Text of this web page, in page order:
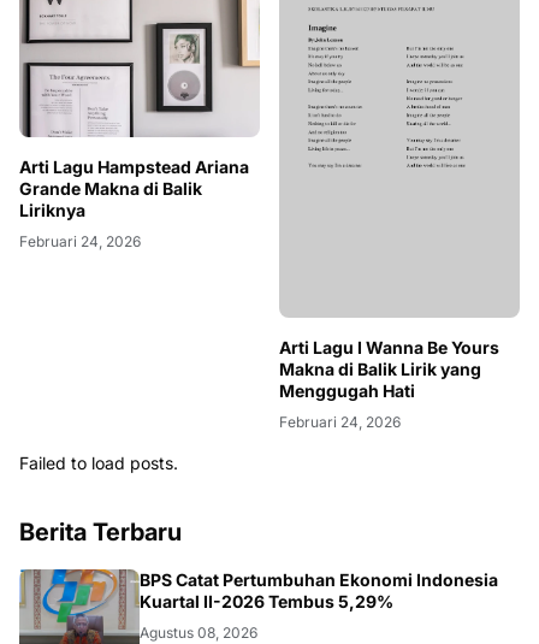
Arti Lagu Hampstead Ariana
Grande Makna di Balik
Liriknya
Februari 24, 2026
Arti Lagu I Wanna Be Yours
Makna di Balik Lirik yang
Menggugah Hati
Februari 24, 2026
Failed to load posts.
Berita Terbaru
EKONOMI
BPS Catat Pertumbuhan Ekonomi Indonesia
Kuartal II-2026 Tembus 5,29%
Agustus 08, 2026